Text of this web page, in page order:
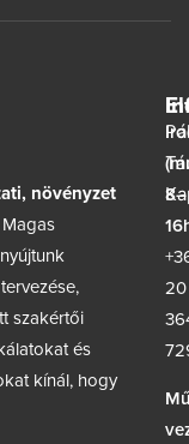
növényzet
Magas
szakértői
és
kínál, hogy
8–
20